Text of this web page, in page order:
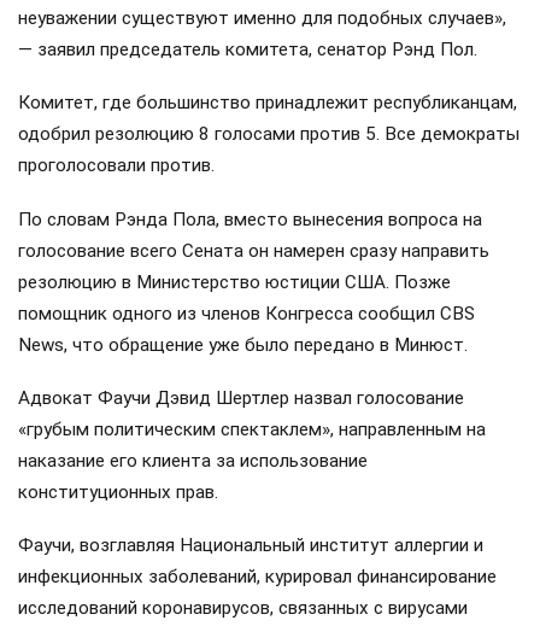
неуважении существуют именно для подобных случаев»,
— заявил председатель комитета, сенатор Рэнд Пол.
Комитет, где большинство принадлежит республиканцам,
одобрил резолюцию 8 голосами против 5. Все демократы
проголосовали против.
По словам Рэнда Пола, вместо вынесения вопроса на
голосование всего Сената он намерен сразу направить
резолюцию в Министерство юстиции США. Позже
помощник одного из членов Конгресса сообщил CBS
News, что обращение уже было передано в Минюст.
Адвокат Фаучи Дэвид Шертлер назвал голосование
«грубым политическим спектаклем», направленным на
наказание его клиента за использование
конституционных прав.
Фаучи, возглавляя Национальный институт аллергии и
инфекционных заболеваний, курировал финансирование
исследований коронавирусов, связанных с вирусами